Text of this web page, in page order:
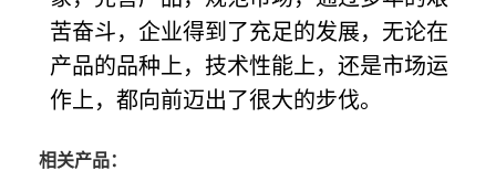
苦奋斗，企业得到了充足的发展，无论在
产品的品种上，技术性能上，还是市场运
作上，都向前迈出了很大的步伐。
相关产品：